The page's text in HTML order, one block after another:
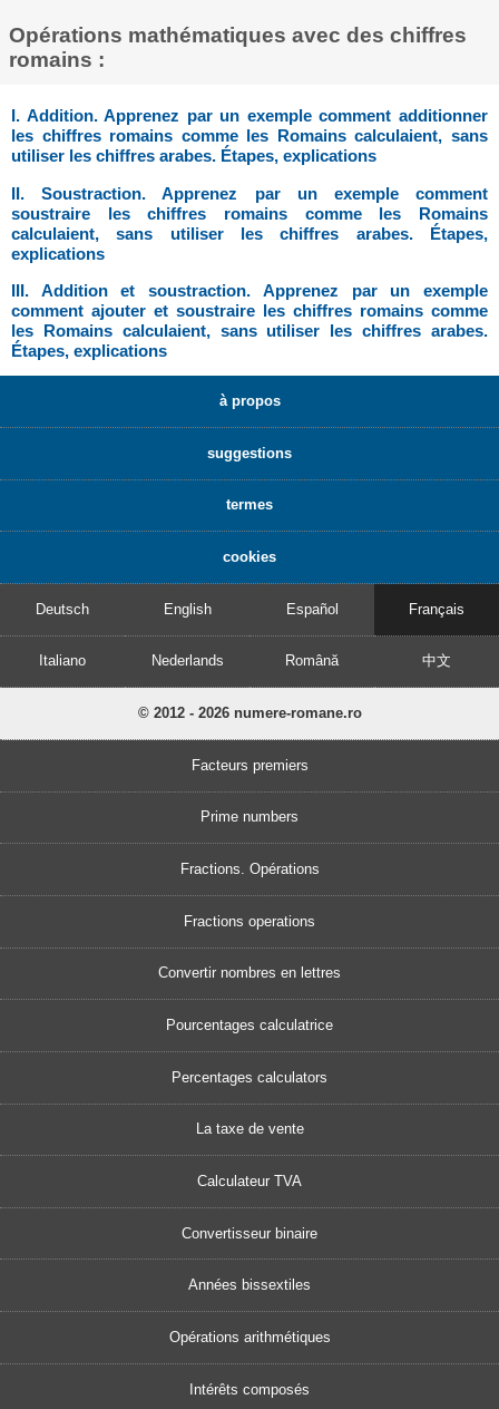
Opérations mathématiques avec des chiffres
romains :
I. Addition. Apprenez par un exemple comment additionner
les chiffres romains comme les Romains calculaient, sans
utiliser les chiffres arabes. Étapes, explications
II. Soustraction. Apprenez par un exemple comment
soustraire les chiffres romains comme les Romains
calculaient, sans utiliser les chiffres arabes. Étapes,
explications
III. Addition et soustraction. Apprenez par un exemple
comment ajouter et soustraire les chiffres romains comme
les Romains calculaient, sans utiliser les chiffres arabes.
Étapes, explications
à propos
suggestions
termes
cookies
Deutsch English Español Français
Italiano Nederlands Română 中文
© 2012 - 2026 numere-romane.ro
Facteurs premiers
Prime numbers
Fractions. Opérations
Fractions operations
Convertir nombres en lettres
Pourcentages calculatrice
Percentages calculators
La taxe de vente
Calculateur TVA
Convertisseur binaire
Années bissextiles
Opérations arithmétiques
Intérêts composés